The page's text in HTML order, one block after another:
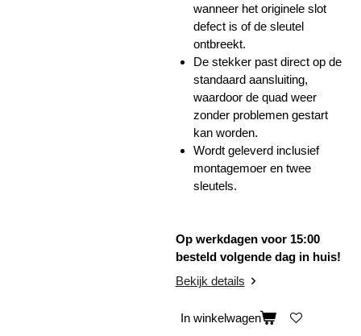
wanneer het originele slot
defect is of de sleutel
ontbreekt.
De stekker past direct op de
standaard aansluiting,
waardoor de quad weer
zonder problemen gestart
kan worden.
Wordt geleverd inclusief
montagemoer en twee
sleutels.
Op werkdagen voor 15:00
besteld volgende dag in huis!
Bekijk details
In winkelwagen